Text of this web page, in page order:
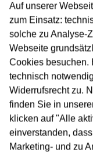
vorgesehenen
werden.
Auf dem
diese einlösen
Auf dem Coupon
angegeben.
einer
Einlösbarkeit.
Auf unserer
zum Einsatz:
solche zu Analyse-
Webseite
Cookies besuchen.
technisch
Widerrufsrecht zu.
finden Sie in
klicken auf "Alle
einverstanden,
Marketing- und zu